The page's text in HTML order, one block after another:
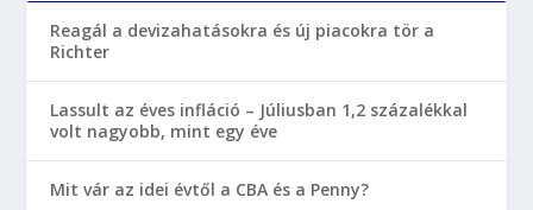
Reagál a devizahatásokra és új piacokra tör a
Richter
Lassult az éves infláció – Júliusban 1,2 százalékkal
volt nagyobb, mint egy éve
Mit vár az idei évtől a CBA és a Penny?